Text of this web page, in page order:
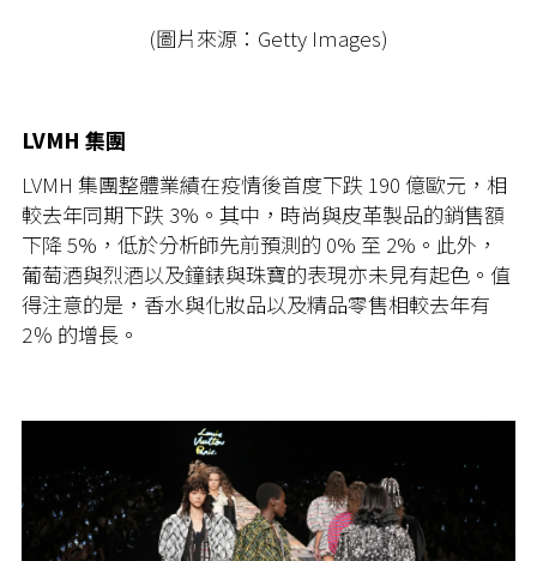
(圖片來源：Getty Images)
LVMH 集團
LVMH 集團整體業績在疫情後首度下跌 190 億歐元，相
較去年同期下跌 3%。其中，時尚與皮革製品的銷售額
下降 5%，低於分析師先前預測的 0% 至 2%。此外，
葡萄酒與烈酒以及鐘錶與珠寶的表現亦未見有起色。值
得注意的是，香水與化妝品以及精品零售相較去年有
2％ 的增長。